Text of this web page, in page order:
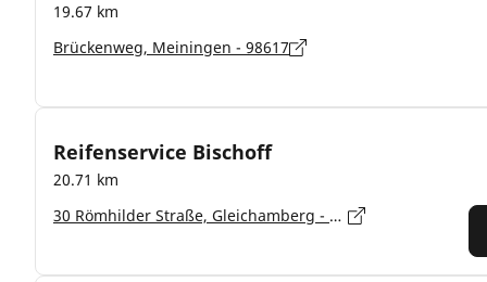
19.67 km
Brückenweg, Meiningen - 98617
Reifenservice Bischoff
20.71 km
30 Römhilder Straße, Gleichamberg - 98646